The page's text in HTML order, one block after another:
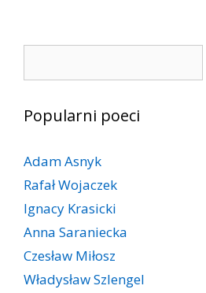
Popularni poeci
Adam Asnyk
Rafał Wojaczek
Ignacy Krasicki
Anna Saraniecka
Czesław Miłosz
Władysław Szlengel